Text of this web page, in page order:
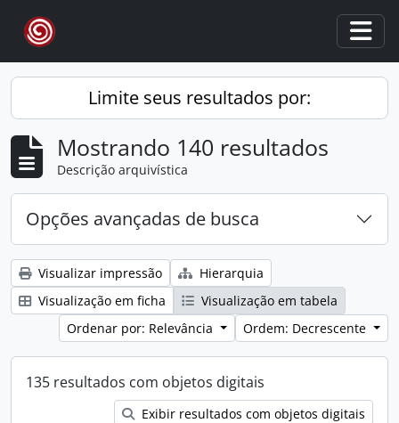
Skip to main content
Limite seus resultados por:
Mostrando 140 resultados
Descrição arquivística
Opções avançadas de busca
Visualizar impressão
Hierarquia
Visualização em ficha
Visualização em tabela
Ordenar por: Relevância
Ordem: Decrescente
135 resultados com objetos digitais
Exibir resultados com objetos digitais